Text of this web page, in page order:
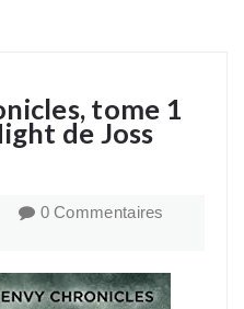
tome 1
de Joss
0 Commentaires